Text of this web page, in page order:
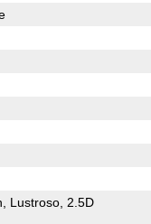
Lustroso 2.5D